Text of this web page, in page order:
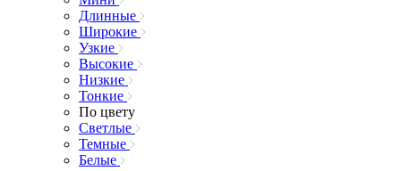
Длинные
Широкие
Узкие
Высокие
Низкие
Тонкие
По цвету
Светлые
Темные
Белые